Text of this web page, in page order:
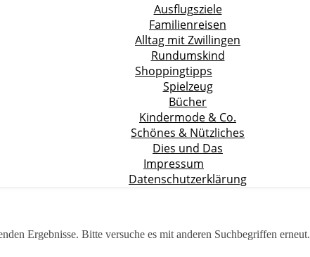
Ausflugsziele
Familienreisen
Alltag mit Zwillingen
Rundumskind
Shoppingtipps
Spielzeug
Bücher
Kindermode & Co.
Schönes & Nützliches
Dies und Das
Impressum
Datenschutzerklärung
Ergebnisse. Bitte versuche es mit anderen Suchbegriffen erneut.